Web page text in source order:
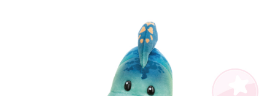
５．嚴禁一人註冊多個帳號或使用他人資訊註冊。若發現惡意使用之情形，
恩沛科技股份有限公司將有權停止該用戶之使用額度並採取法律行動。